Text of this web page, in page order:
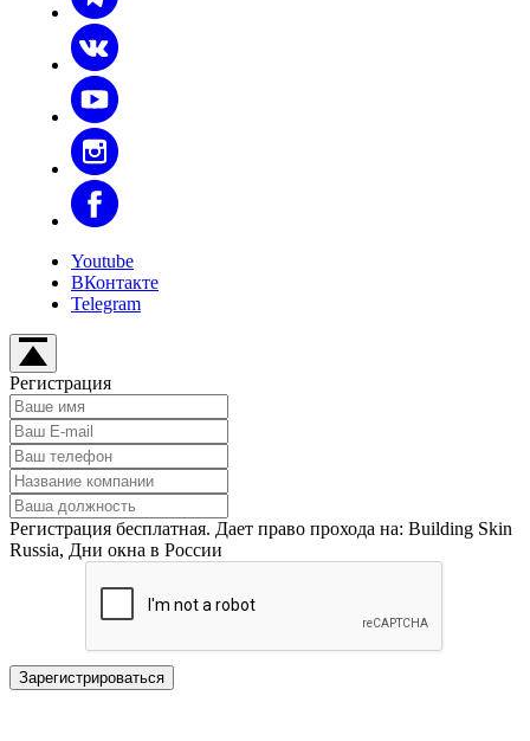
Youtube
ВКонтакте
Telegram
Регистрация
Регистрация бесплатная. Дает право прохода на: Building Skin
Russia, Дни окна в России
Зарегистрироваться